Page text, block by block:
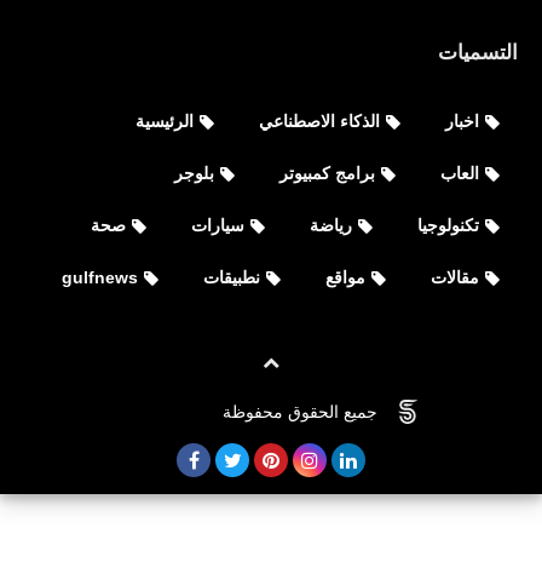
حساب نادي النصر على تويتر انستقرام
facebook youtube snapchat
التسميات
اخبار الذكاء الاصطناعي الرئيسية
العاب برامج كمبيوتر بلوجر
تكنولوجيا رياضة سيارات صحة
مقالات مواقع نطبيقات gulfnews
جميع الحقوق محفوظة